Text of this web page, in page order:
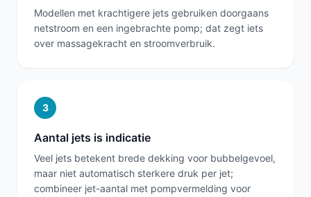
Modellen met krachtigere jets gebruiken doorgaans
netstroom en een ingebrachte pomp; dat zegt iets
over massagekracht en stroomverbruik.
3
Aantal jets is indicatie
Veel jets betekent brede dekking voor bubbelgevoel,
maar niet automatisch sterkere druk per jet;
combineer jet-aantal met pompvermelding voor